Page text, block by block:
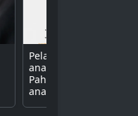
Pelajari 3 metode
analisis aset kripto.
Pahami perbedaan
analisis fundamental